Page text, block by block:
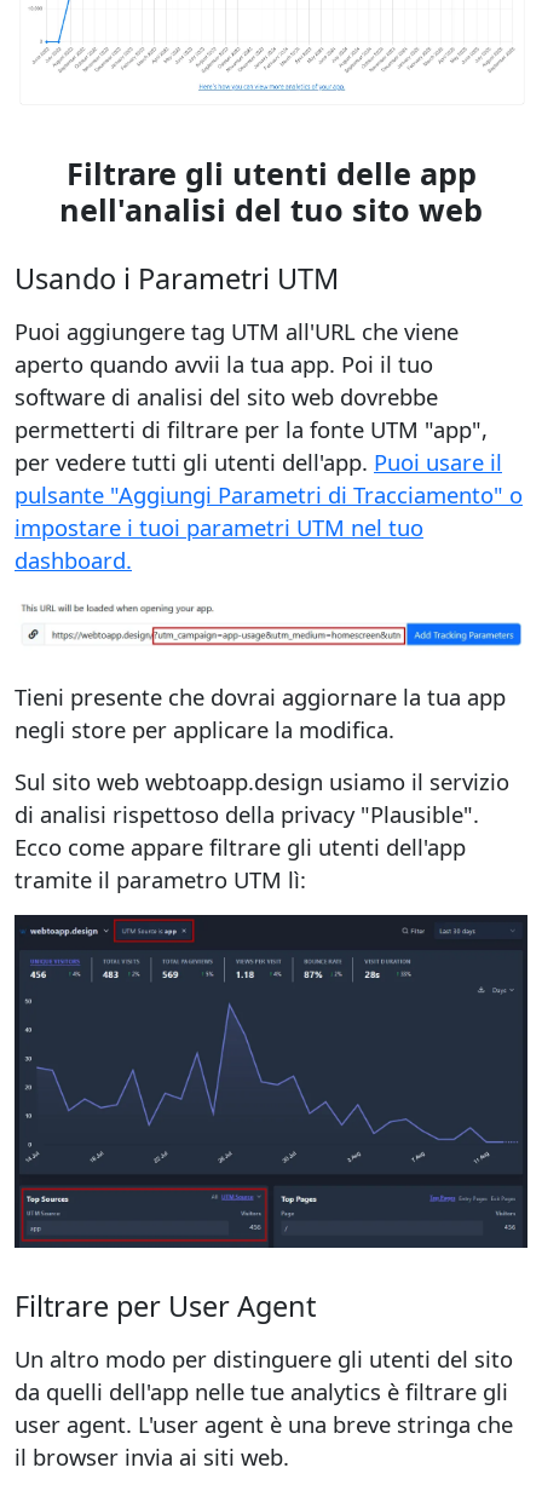
Filtrare gli utenti delle app
nell'analisi del tuo sito web
Usando i Parametri UTM
Puoi aggiungere tag UTM all'URL che viene
aperto quando avvii la tua app. Poi il tuo
software di analisi del sito web dovrebbe
permetterti di filtrare per la fonte UTM "app",
per vedere tutti gli utenti dell'app. Puoi usare il
pulsante "Aggiungi Parametri di Tracciamento" o
impostare i tuoi parametri UTM nel tuo
dashboard.
Tieni presente che dovrai aggiornare la tua app
negli store per applicare la modifica.
Sul sito web webtoapp.design usiamo il servizio
di analisi rispettoso della privacy "Plausible".
Ecco come appare filtrare gli utenti dell'app
tramite il parametro UTM lì:
Filtrare per User Agent
Un altro modo per distinguere gli utenti del sito
da quelli dell'app nelle tue analytics è filtrare gli
user agent. L'user agent è una breve stringa che
il browser invia ai siti web.